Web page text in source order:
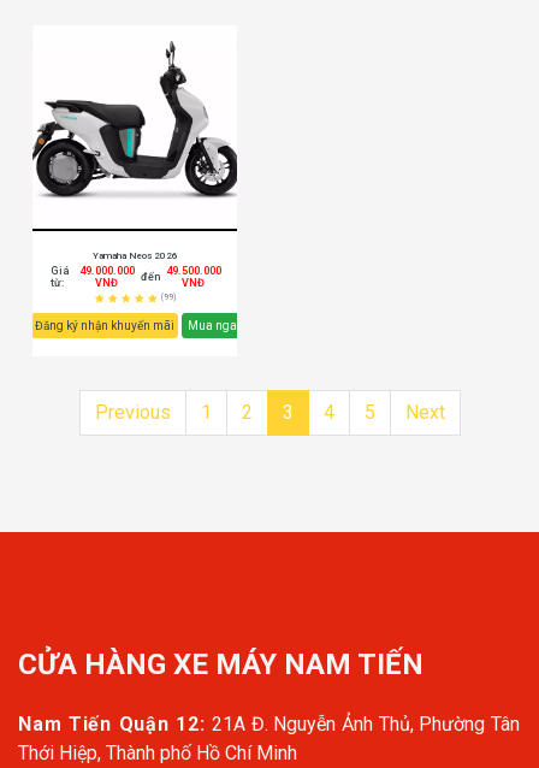
Yamaha Neos 2026
Giá
từ:
49.000.000
VNĐ
đến 49.500.000
VNĐ
(99)
Đăng ký nhận khuyến mãi Mua ngay
Previous 1 2 3 4 5 Next
CỬA HÀNG XE MÁY NAM TIẾN
Nam Tiến Quận 12: 21A Đ. Nguyễn Ảnh Thủ, Phường Tân
Thới Hiệp, Thành phố Hồ Chí Minh